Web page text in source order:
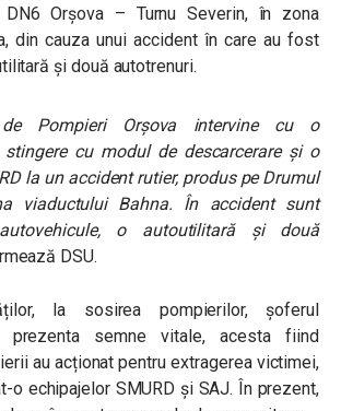
Orşova – Turnu Severin, în zona
din cauza unui accident în care au fost
și două autotrenuri.
de Pompieri Orșova intervine cu o
stingere cu modul de descarcerare și o
la un accident rutier, produs pe Drumul
viaductului Bahna. În accident sunt
o autoutilitară și două
DSU.
la sosirea pompierilor, șoferul
prezenta semne vitale, acesta fiind
au acționat pentru extragerea victimei,
o echipajelor SMURD și SAJ. În prezent,